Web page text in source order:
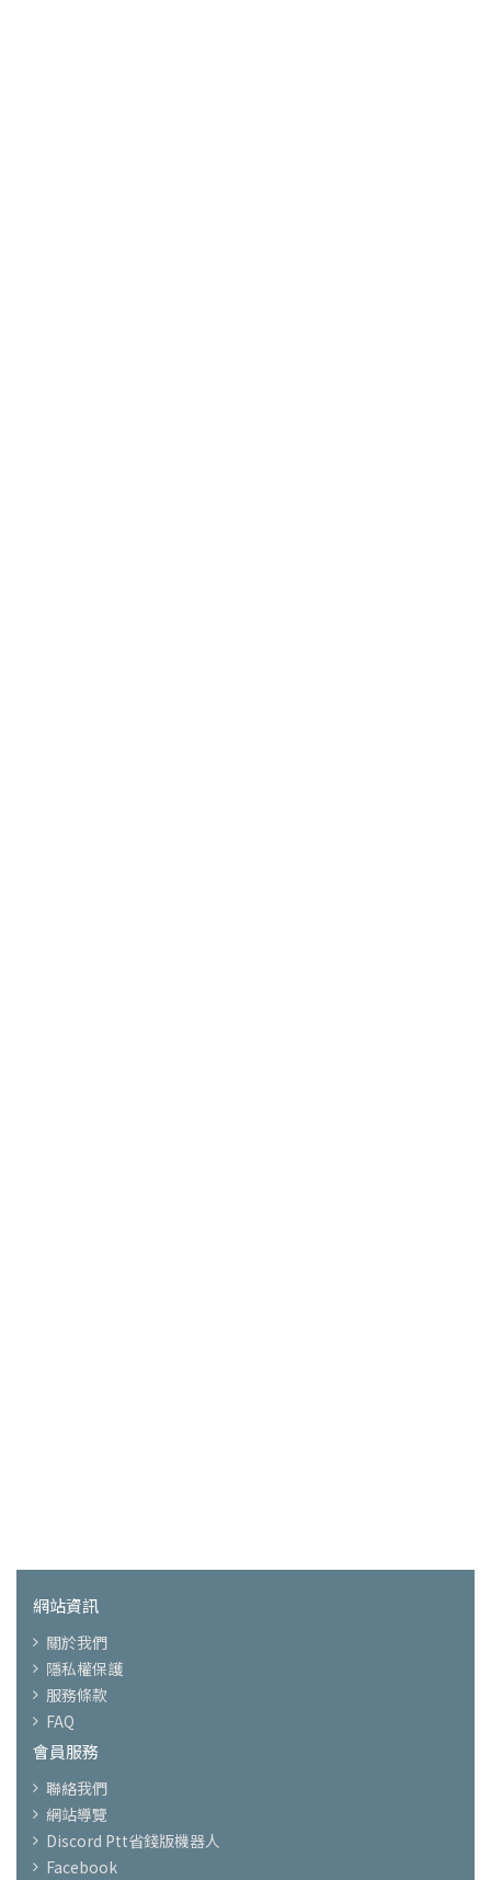
網站資訊
關於我們
隱私權保護
服務條款
FAQ
會員服務
聯絡我們
網站導覽
Discord Ptt省錢版機器人
Facebook